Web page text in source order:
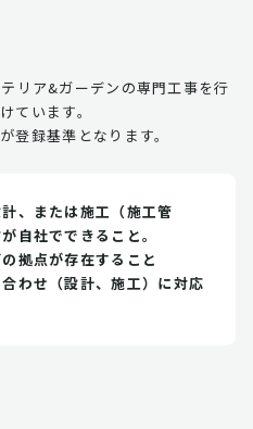
リア&ガーデンの専門工事を行
ています。
登録基準となります。
、または施工（施工管
自社でできること。
拠点が存在すること
わせ（設計、施工）に対応